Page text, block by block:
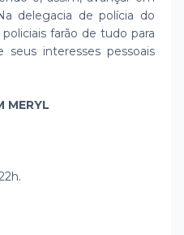
delegacia de polícia do
farão de tudo para
interesses pessoais
MERYL